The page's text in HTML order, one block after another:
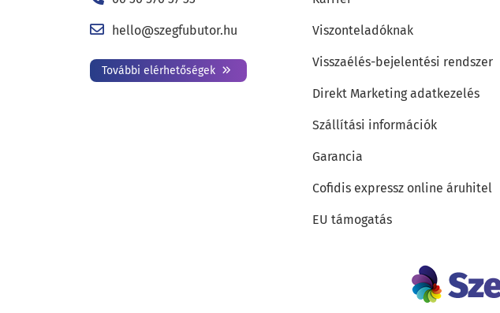
hello@szegfubutor.hu
További elérhetőségek
Viszonteladóknak
Visszaélés-bejelentési rendszer
Direkt Marketing adatkezelés
Szállítási információk
Garancia
Cofidis expressz online áruhitel
EU támogatás